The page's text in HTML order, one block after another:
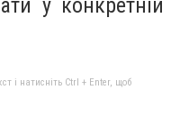
у конкретній
і натисніть Ctrl + Enter, щоб